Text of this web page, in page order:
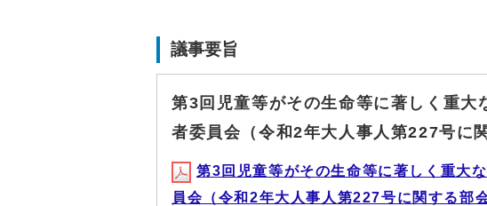
議事要旨
第3回児童等がその生命等に著しく重大
者委員会（令和2年大人事人第227号に
第3回児童等がその生命等に著しく重大
員会（令和2年大人事人第227号に関する